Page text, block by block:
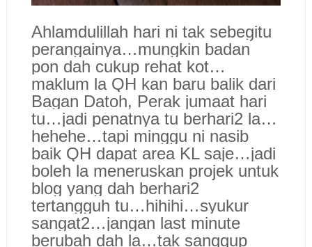
Ahlamdulillah hari ni tak sebegitu
perangainya…mungkin badan
pon dah cukup rehat kot…
maklum la QH kan baru balik dari
Bagan Datoh, Perak jumaat hari
tu…jadi penatnya tu berhari2 la…
hehehe…tapi minggu ni nasib
baik QH dapat area KL saje…jadi
boleh la meneruskan projek untuk
blog yang dah berhari2
tertangguh tu…hihihi…syukur
sangat2…jangan last minute
berubah dah la…tak sanggup